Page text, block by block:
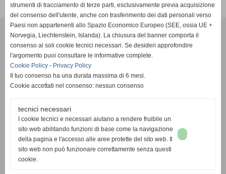
----------------------------
Belor Toscana S.r.l.
Via Pistoiese, 41 – 50054 Fucecchio (FI) Tel.
Ufficio Commerciale:+39 0571 1580121sales@belortoscana.it
Privacy Policy- Cookie Policy-Accessibilità
strumenti di tracciamento di terze parti, esclusivamente previa acquisizione
del consenso dell'utente, anche con trasferimento dei dati personali verso
Paesi non appartenenti allo Spazio Economico Europeo (SEE, ossia UE +
Norvegia, Liechtenstein, Islanda). La chiusura del banner comporta il
consenso ai soli cookie tecnici necessari. Se desideri approfondire
l'argomento puoi consultare le informative complete.
Cookie Policy - Privacy Policy
Il tuo consenso ha una durata massima di 6 mesi.
Cookie accettati nel consenso: nessun consenso
tecnici necessari
I cookie tecnici e necessari aiutano a rendere fruibile un
sito web abilitando funzioni di base come la navigazione
della pagina e l'accesso alle aree protette del sito web. Il
sito web non può funzionare correttamente senza questi
cookie.